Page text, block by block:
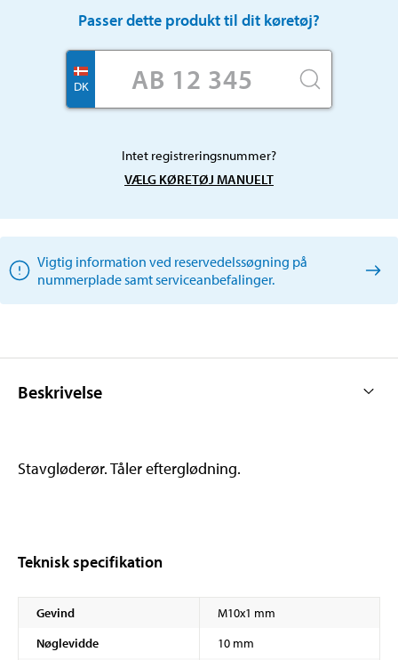
Passer dette produkt til dit køretøj?
DK
Intet registreringsnummer?
VÆLG KØRETØJ MANUELT
Vigtig information ved reservedelssøgning på
nummerplade samt serviceanbefalinger.
Beskrivelse
Stavgløderør. Tåler efterglødning.
Teknisk specifikation
Gevind
M10x1 mm
Nøglevidde
10 mm